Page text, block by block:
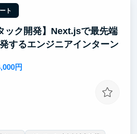
益・認知が得られるかを判断す
ィング実務
無名の才能を発掘し、「世界的な
より、再生数、グッズ売上、ライ
数字」としてマーケットが激変す
ト
ック開発】Next.jsで最先端
するエンジニアインターン
円